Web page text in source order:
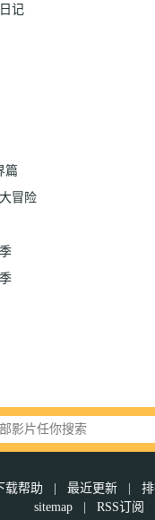
记
篇
冒险
下载帮助 最近更新
sitemap
RSS订阅